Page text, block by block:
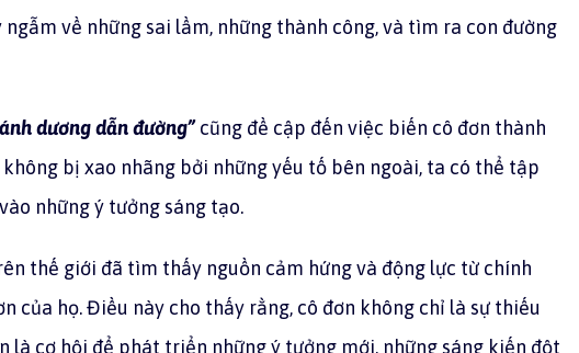
về những sai lầm, những thành công, và tìm ra con đường
dương dẫn đường”cũng đề cập đến việc biến cô đơn thành
bị xao nhãng bởi những yếu tố bên ngoài, ta có thể tập
những ý tưởng sáng tạo.
thế giới đã tìm thấy nguồn cảm hứng và động lực từ chính
của họ. Điều này cho thấy rằng, cô đơn không chỉ là sự thiếu
là cơ hội để phát triển những ý tưởng mới, những sáng kiến đột